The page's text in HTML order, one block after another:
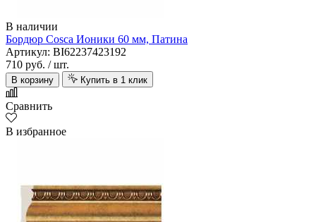
В наличии
Бордюр Cosca Ионики 60 мм, Патина
Артикул: BI62237423192
710 руб. / шт.
В корзину Купить в 1 клик
Сравнить
В избранное